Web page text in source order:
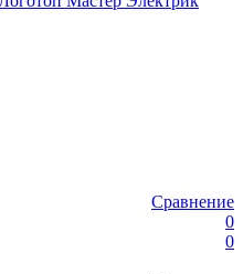
Сравнение
0
0